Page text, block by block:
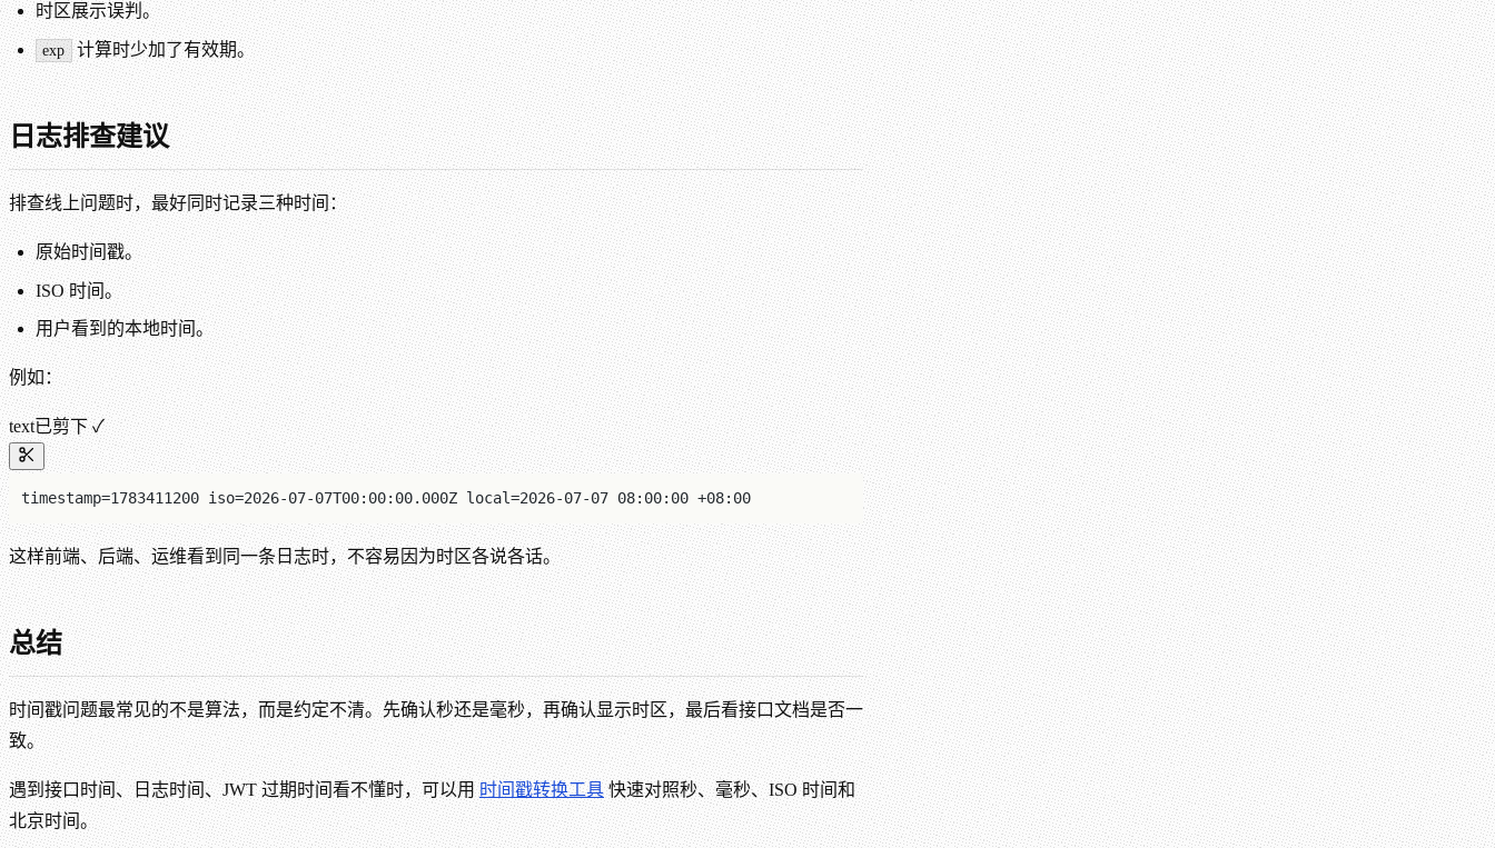
时区展示误判。
exp 计算时少加了有效期。
日志排查建议
排查线上问题时，最好同时记录三种时间：
原始时间戳。
ISO 时间。
用户看到的本地时间。
例如：
text已剪下 ✓
timestamp=1783411200 iso=2026-07-07T00:00:00.000Z local=2026-07-07 08:00:00 +08:00
这样前端、后端、运维看到同一条日志时，不容易因为时区各说各话。
总结
时间戳问题最常见的不是算法，而是约定不清。先确认秒还是毫秒，再确认显示时区，最后看接口文档是否一
致。
遇到接口时间、日志时间、JWT 过期时间看不懂时，可以用时间戳转换工具快速对照秒、毫秒、ISO 时间和
北京时间。